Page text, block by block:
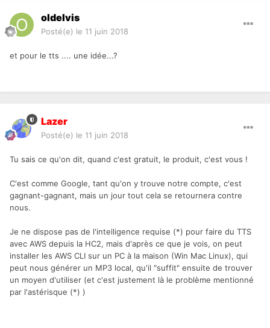
oldelvis
Posté(e) le 11 juin 2018
et pour le tts .... une idée...?
Lazer
Posté(e) le 11 juin 2018
Tu sais ce qu'on dit, quand c'est gratuit, le produit, c'est vous !
C'est comme Google, tant qu'on y trouve notre compte, c'est
gagnant-gagnant, mais un jour tout cela se retournera contre
nous.
Je ne dispose pas de l'intelligence requise (*) pour faire du TTS
avec AWS depuis la HC2, mais d'après ce que je vois, on peut
installer les AWS CLI sur un PC à la maison (Win Mac Linux), qui
peut nous générer un MP3 local, qu'il "suffit" ensuite de trouver
un moyen d'utiliser (et c'est justement là le problème mentionné
par l'astérisque (*) )